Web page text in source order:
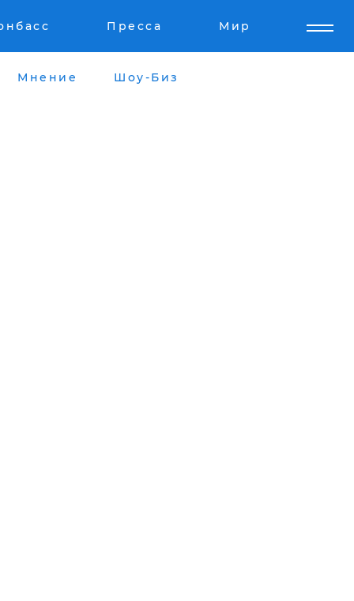
Пресса Мир
Мнение Шоу-Биз